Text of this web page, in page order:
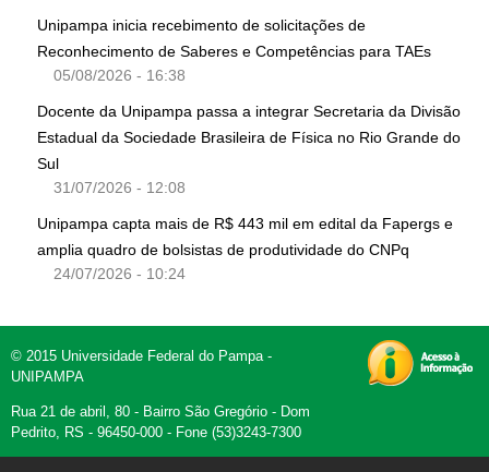
Unipampa inicia recebimento de solicitações de
Reconhecimento de Saberes e Competências para TAEs
05/08/2026 - 16:38
Docente da Unipampa passa a integrar Secretaria da Divisão
Estadual da Sociedade Brasileira de Física no Rio Grande do
Sul
31/07/2026 - 12:08
Unipampa capta mais de R$ 443 mil em edital da Fapergs e
amplia quadro de bolsistas de produtividade do CNPq
24/07/2026 - 10:24
© 2015 Universidade Federal do Pampa -
UNIPAMPA
Rua 21 de abril, 80 - Bairro São Gregório - Dom
Pedrito, RS - 96450-000 - Fone (53)3243-7300